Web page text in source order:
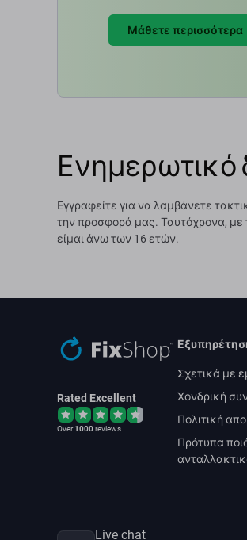
Μάθετε περισσότερα
Ενημερωτικό
Εγγραφείτε για να λαμβάνετε
την προσφορά μας. Ταυτόχρονα, με
είμαι άνω των 16 ετών.
Rated Excellent
Over1000reviews
Σχετικά με
Χονδρική
Πολιτική
Πρότυπα
Live chat